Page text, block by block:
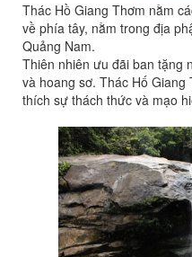
Thác Hồ Giang Thơm nằm
về phía tây, nằm trong địa
Quảng Nam.
Thiên nhiên ưu đãi ban tặng
và hoang sơ. Thác Hố
thích sự thách thức và mạo